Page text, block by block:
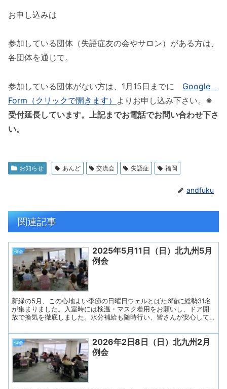
お申し込みは
参加している団体（失語症友の会やサロン）がある方は、
各団体を通じて。
参加している団体がない方は、1月15日までに Google
Form（クリックで開きます） よりお申し込み下さい。 ※
受付延長しています。上記までお電話でお問い合わせ下さ
い。
お知らせ あんど 交流会 失語症 福岡
andfuku
関連記事
例会
2025年5月11日（日）北九州5月
例会
新緑の5月、この心地よい季節の日曜日ウェルとばた6階に総勢31名
が集まりました。入室時には検温・マスク着用をお願いし、ドア開
放で換気を徹底しました。水分補給も随時行い、皆さんが安心して
つ） ２. あすの会諸連絡 ３．リラックス体操 ４. 近況報告
テーマトーク「連休をどう過ごしましたか？」 ５. きたきゅう体
操 ６. 連絡事項 ◇司会はあすの会メンバーが担当し、会長さんの
あいさつで始まりました。 今月からは新しい会長さんです。 参
加者の皆さんに「失語症当事者、同行のご家族、会話パートナー、
失語症意思疎通支援者、支援者養成研修を修了したボランティア、
そして言語聴覚士」の順に手を挙げていただき、ゆっくり確認しま
例会
2026年2日8日（日）北九州2月
例会